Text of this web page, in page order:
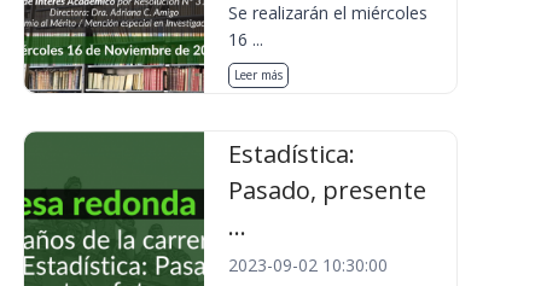
Se realizarán el miércoles
16 ...
Leer más
Estadística:
Pasado, presente
...
2023-09-02 10:30:00